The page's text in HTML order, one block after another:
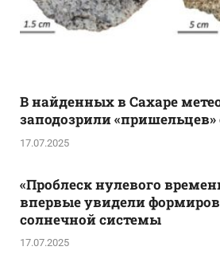
В найденных в Сахаре
заподозрили
17.07.2025
«Проблеск нулевого
впервые увидели
солнечной системы
17.07.2025